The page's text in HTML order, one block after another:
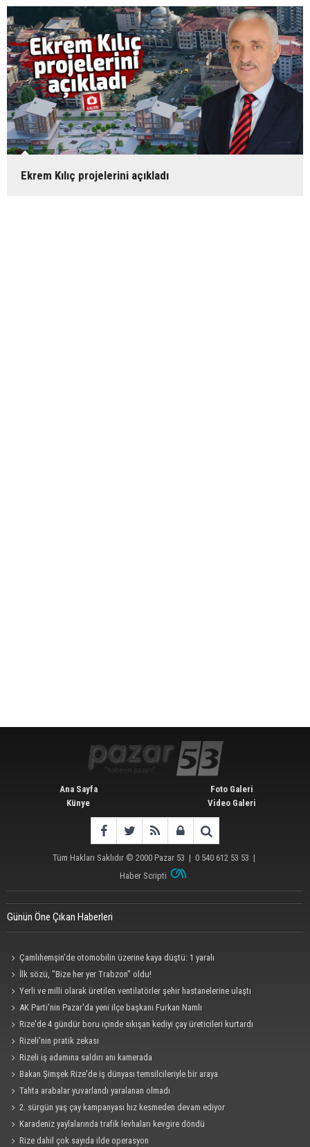
Ekrem Kılıç projelerini açıkladı
Ana Sayfa
Künye
Foto Galeri
Video Galeri
Tüm Hakları Saklıdır © 2000 Pazar 53 | 0 540 612 53 53 |
Haber Scripti
Günün Öne Çıkan Haberleri
Çamlıhemşin'de otomobilin üzerine kaya düştü: 1 yaralı
İlk sözü, "Bize her yer Trabzon" oldu!
Yerli ve milli olarak üretilen ventilatörler şehir hastanelerine ulaştı
AK Parti'nin Pazar'da yeni ilçe başkanı Furkan Namlı
Rize'de 4 gündür boru içinde sıkışan kediyi çay üreticileri kurtardı
Rizeli'nin pratik zekası
Rizeli iş adamına saldırı anı kamerada
Bakan Şimşek Rize'de iş dünyası temsilcileriyle bir araya
Tahta arabalar yuvarlandı yaralanan olmadı
2. sürgün yaş çay kampanyası hız kesmeden devam ediyor
Karadeniz yaylalarında trafik levhaları kevgire döndü
Rize dahil çok sayıda ilde operasyon